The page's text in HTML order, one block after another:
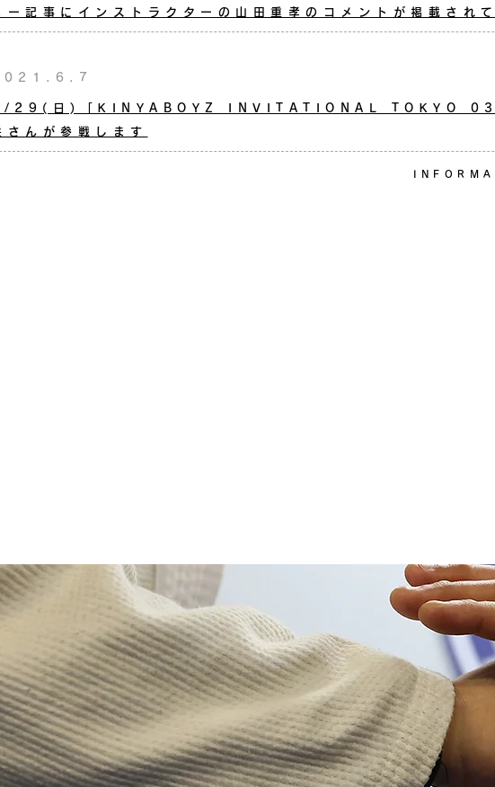
ー記事にインストラクターの山田重孝のコメントが掲載され
29(日)「KINYABOYZ INVITATIONAL TOKYO 03
さんが参戦します